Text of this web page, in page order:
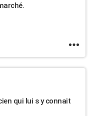
qui lui s y connait